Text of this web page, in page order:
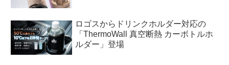
ロゴスからドリンクホルダー対応の
「ThermoWall 真空断熱 カーボトルホ
ルダー」登場